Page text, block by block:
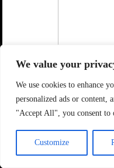
We value your
We use cookies to enhance
personalized ads or
"Accept All", you consent to
Customize
Patricia Santos
Ó Fiaich
A StudyWing é uma
tenho tido uma
pelo profissionalismo!